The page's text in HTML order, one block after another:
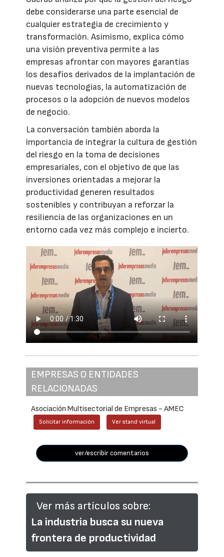
debe considerarse una parte esencial de
cualquier estrategia de crecimiento y
transformación. Asimismo, explica cómo
una visión preventiva permite a las
empresas afrontar con mayores garantías
los desafíos derivados de la implantación de
nuevas tecnologías, la automatización de
procesos o la adopción de nuevos modelos
de negocio.
La conversación también aborda la
importancia de integrar la cultura de gestión
del riesgo en la toma de decisiones
empresariales, con el objetivo de que las
inversiones orientadas a mejorar la
productividad generen resultados
sostenibles y contribuyan a reforzar la
resiliencia de las organizaciones en un
entorno cada vez más complejo e incierto.
EMPRESAS O ENTIDADES
RELACIONADAS
Asociación Multisectorial de Empresas - AMEC
Solicitar información Ver stand virtual
ver/escribir comentarios
Ver más artículos sobre:
La industria busca su nueva
frontera de productividad